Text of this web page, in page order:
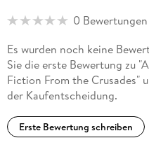
0 Bewertungen
Es wurden noch keine
Sie die erste Bewertung zu
Fiction From the Crusades"
der Kaufentscheidung.
Erste Bewertung schreiben